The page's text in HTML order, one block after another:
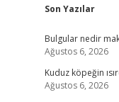
Son Yazılar
Bulgular nedir
Ağustos 6, 2026
Kuduz köpeğin
Ağustos 6, 2026